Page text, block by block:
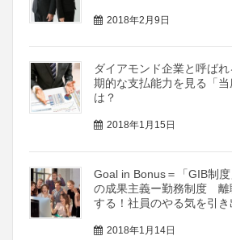
2018年2月9日
ダイアモンド企業と呼ば
期的な支払能力を見る「
は？
2018年1月15日
Goal in Bonus＝「GIB制
の成果主義ー勤務制度 離
する！社員のやる気を引
2018年1月14日